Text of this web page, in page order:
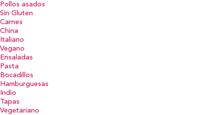
Pollos asados
Sin Gluten
Carnes
China
Italiano
Vegano
Ensaladas
Pasta
Bocadillos
Hamburguesas
Indio
Tapas
Vegetariano